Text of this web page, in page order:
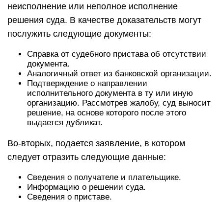
неисполнение или неполное исполнение
решения суда. В качестве доказательств могут
послужить следующие документы:
Справка от судебного пристава об отсутствии
документа.
Аналогичный ответ из банковской организации.
Подтверждение о направлении
исполнительного документа в ту или иную
организацию. Рассмотрев жалобу, суд выносит
решение, на основе которого после этого
выдается дубликат.
Во-вторых, подается заявление, в котором
следует отразить следующие данные:
Сведения о получателе и плательщике.
Информацию о решении суда.
Сведения о приставе.